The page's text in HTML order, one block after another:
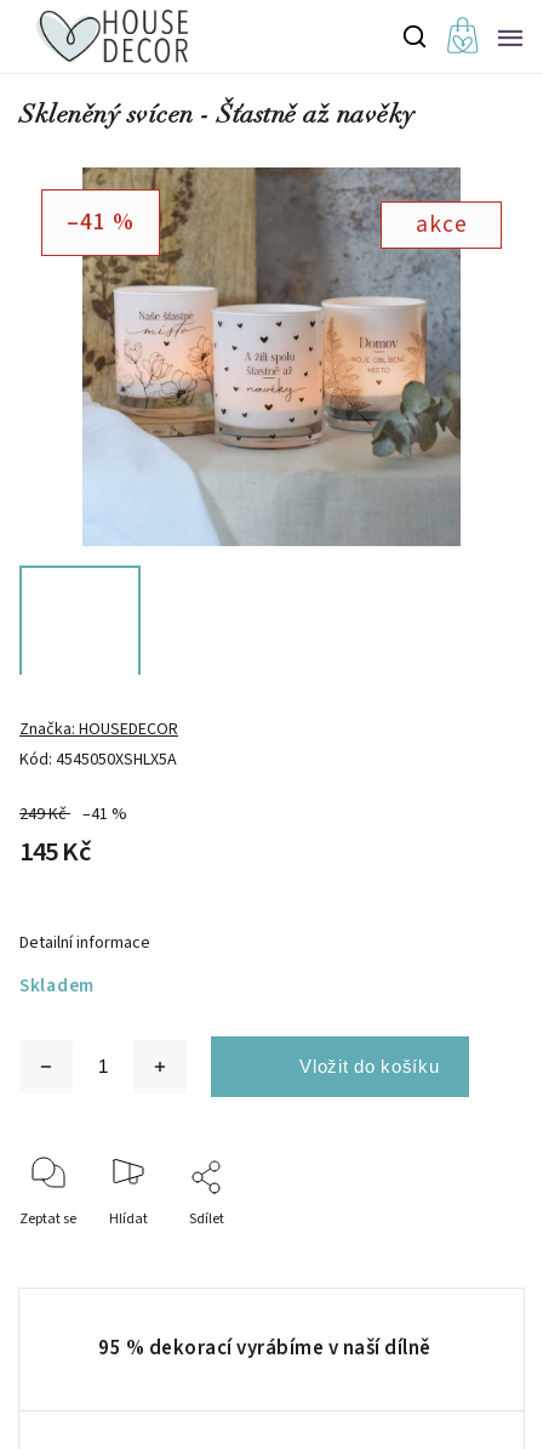
Skleněný svícen - Šťastně až navěky
akce
–41 %
Kód: 4545050XSHLX5A
Značka:HOUSEDECOR
249 Kč –41 %
145 Kč
Skladem
Detailní informace
Zeptat se Hlídat Sdílet
95 % dekorací vyrábíme v naší dílně